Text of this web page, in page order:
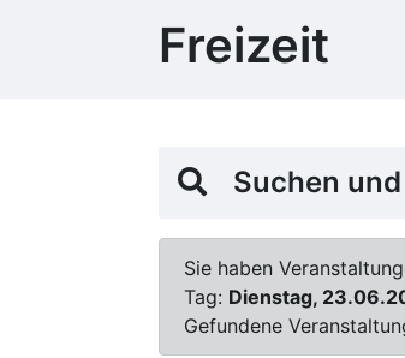
Freizeit
Suchen
Sie haben
Tag: Dienstag,
Gefundene